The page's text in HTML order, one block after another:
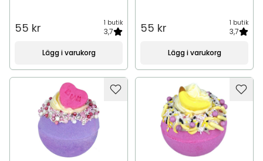
55 kr 1 butik
3,7
Lägg i varukorg
55 kr 1 butik
3,7
Lägg i varukorg